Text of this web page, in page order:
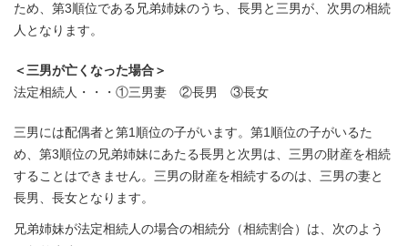
ため、第3順位である兄弟姉妹のうち、長男と三男が、次男の相続
人となります。
＜三男が亡くなった場合＞
法定相続人・・・①三男妻 ②長男 ③長女
三男には配偶者と第1順位の子がいます。第1順位の子がいるた
め、第3順位の兄弟姉妹にあたる長男と次男は、三男の財産を相続
することはできません。三男の財産を相続するのは、三男の妻と
長男、長女となります。
兄弟姉妹が法定相続人の場合の相続分（相続割合）は、次のよう